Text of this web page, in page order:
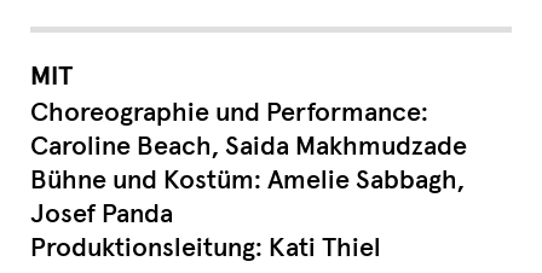
MIT
Choreographie und Performance:
Caroline Beach, Saida Makhmudzade
Bühne und Kostüm: Amelie Sabbagh,
Josef Panda
Produktionsleitung: Kati Thiel